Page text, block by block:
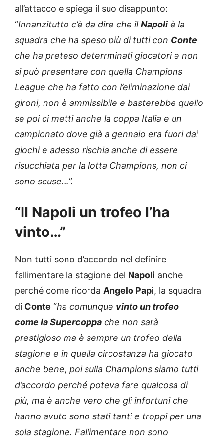
all’attacco e spiega il suo disappunto:
“Innanzitutto c’è da dire che ilNapoli è la
squadra che ha speso più di tutti con Conte
che ha preteso deterrminati giocatori e non
si può presentare con quella Champions
League che ha fatto con l’eliminazione dai
gironi, non è ammissibile e basterebbe quello
se poi ci metti anche la coppa Italia e un
campionato dove già a gennaio era fuori dai
giochi e adesso rischia anche di essere
risucchiata per la lotta Champions, non ci
sono scuse…”.
“Il Napoli un trofeo l’ha
vinto…”
Non tutti sono d’accordo nel definire
fallimentare la stagione del Napoli anche
perché come ricorda Angelo Papi, la squadra
di Conte “ha comunque vinto un trofeo
come la Supercoppa che non sarà
prestigioso ma è sempre un trofeo della
stagione e in quella circostanza ha giocato
anche bene, poi sulla Champions siamo tutti
d’accordo perché poteva fare qualcosa di
più, ma è anche vero che gli infortuni che
hanno avuto sono stati tanti e troppi per una
sola stagione. Fallimentare non sono